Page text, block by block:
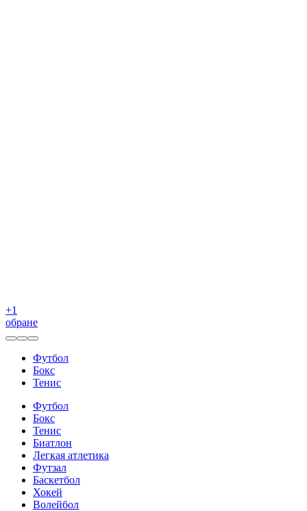
+1
обране
Футбол
Бокс
Тенис
Футбол
Бокс
Тенис
Биатлон
Легкая атлетика
Футзал
Баскетбол
Хокей
Волейбол